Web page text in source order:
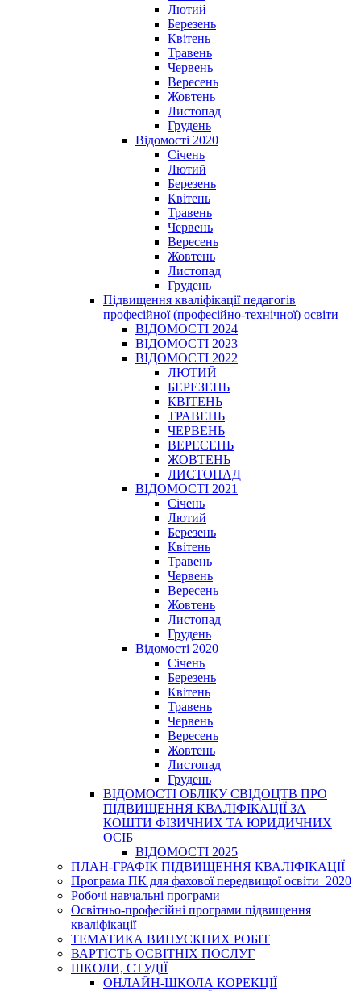
Лютий
Березень
Квітень
Травень
Червень
Вересень
Жовтень
Листопад
Грудень
Відомості 2020
Січень
Лютий
Березень
Квітень
Травень
Червень
Вересень
Жовтень
Листопад
Грудень
Підвищення кваліфікації педагогів
професійної (професійно-технічної) освіти
ВІДОМОСТІ 2024
ВІДОМОСТІ 2023
ВІДОМОСТІ 2022
ЛЮТИЙ
БЕРЕЗЕНЬ
КВІТЕНЬ
ТРАВЕНЬ
ЧЕРВЕНЬ
ВЕРЕСЕНЬ
ЖОВТЕНЬ
ЛИСТОПАД
ВІДОМОСТІ 2021
Січень
Лютий
Березень
Квітень
Травень
Червень
Вересень
Жовтень
Листопад
Грудень
Відомості 2020
Січень
Березень
Квітень
Травень
Червень
Вересень
Жовтень
Листопад
Грудень
ВІДОМОСТІ ОБЛІКУ СВІДОЦТВ ПРО
ПІДВИЩЕННЯ КВАЛІФІКАЦІЇ ЗА
КОШТИ ФІЗИЧНИХ ТА ЮРИДИЧНИХ
ОСІБ
ВІДОМОСТІ 2025
ПЛАН-ГРАФІК ПІДВИЩЕННЯ КВАЛІФІКАЦІЇ
Програма ПК для фахової передвищої освіти_2020
Робочі навчальні програми
Освітньо-професійні програми підвищення
кваліфікації
ТЕМАТИКА ВИПУСКНИХ РОБІТ
ВАРТІСТЬ ОСВІТНІХ ПОСЛУГ
ШКОЛИ, СТУДІЇ
ОНЛАЙН-ШКОЛА КОРЕКЦІЇ